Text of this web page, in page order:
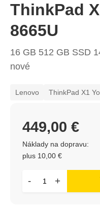
ThinkPad
8665U
16 GB 512 GB SSD
nové
Lenovo ThinkPad X1
Náklady na dopravu:
plus 10,00 €
449,00 €
- +